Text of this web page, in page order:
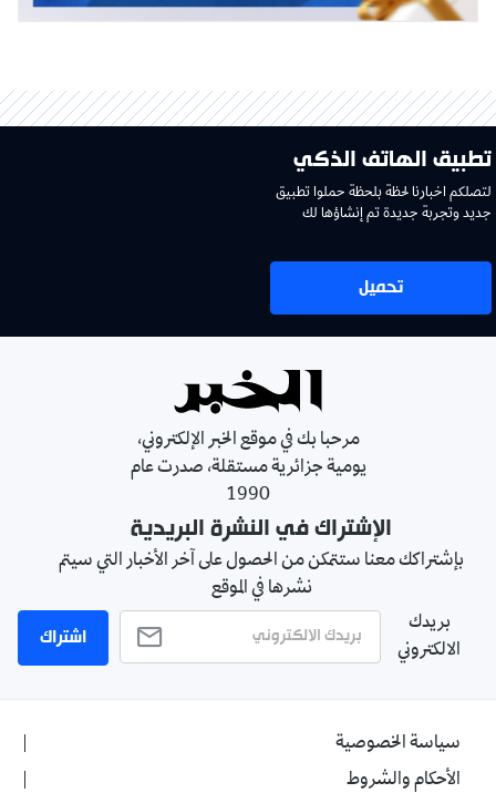
تطبيق الهاتف الذكي
لتصلكم اخبارنا لحظة بلحظة حملوا تطبيق
جديد وتجربة جديدة تم إنشاؤها لك
تحميل
مرحبا بك في موقع الخبر الإلكتروني،
يومية جزائرية مستقلة، صدرت عام
1990
الإشتراك في النشرة البريدية
بإشتراكك معنا ستتمكن من الحصول على آخر الأخبار التي سيتم
نشرها في الموقع
بريدك
الالكتروني
اشتراك
سياسة الخصوصية
الأحكام والشروط